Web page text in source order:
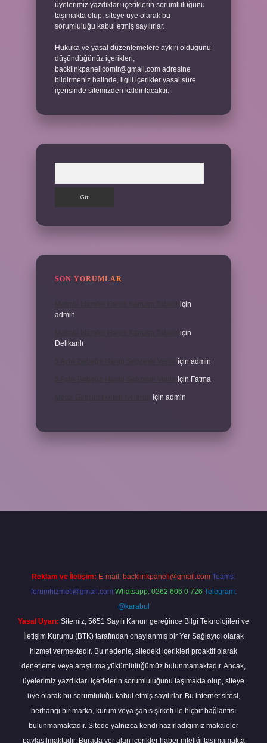
üyelerimiz yazdıkları içeriklerin sorumluluğunu
taşımakta olup, siteye üye olarak bu
sorumluluğu kabul etmiş sayılırlar.
Hukuka ve yasal düzenlemelere aykırı olduğunu
düşündüğünüz içerikleri,
backlinkpanelicomtr@gmail.com adresine
bildirmeniz halinde, ilgili içerikler yasal süre
içerisinde sitemizden kaldırılacaktır.
SON YORUMLAR
için
admin
için
Delikanlı
5 Aylık Bebeğe Hangi Sebzeler Verilir için admin
5 Aylık Bebeğe Hangi Sebzeler Verilir için Fatma
için admin
Reklam ve İletişim: E-mail: backlinkpaneli@gmail.com Teams:
forumhizmeti@gmail.com Whatsapp: 0262 606 0 726 Telegram:
@karabul
Yasal Uyarı: Sitemiz, 5651 Sayılı Kanun gereğince Bilgi Teknolojileri ve
İletişim Kurumu (BTK) tarafından onaylanmış bir Yer Sağlayıcı olarak
hizmet vermektedir. Bu nedenle, sitedeki içerikleri proaktif olarak
denetleme veya araştırma yükümlülüğümüz bulunmamaktadır. Ancak,
üyelerimiz yazdıkları içeriklerin sorumluluğunu taşımakta olup, siteye
üye olarak bu sorumluluğu kabul etmiş sayılırlar. Bu internet sitesi,
herhangi bir marka, kurum veya şahıs şirketi ile hiçbir bağlantısı
bulunmamaktadır. Sitede yalnızca kendi hazırladığımız makaleler
paylaşılmaktadır. Burada yer alan içerikler haber niteliği taşımamakta